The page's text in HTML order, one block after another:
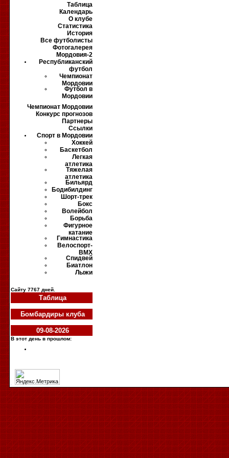
Таблица
Календарь
О клубе
Статистика
История
Все футболисты
Фотогалерея
Мордовия-2
Республиканский
футбол
Чемпионат
Мордовии
Футбол в
Мордовии
Чемпионат Мордовии
Конкурс прогнозов
Партнеры
Ссылки
Спорт в Мордовии
Хоккей
Баскетбол
Легкая
атлетика
Тяжелая
атлетика
Бильярд
Бодибилдинг
Шорт-трек
Бокс
Волейбол
Борьба
Фигурное
катание
Гимнастика
Велоспорт-
ВМХ
Спидвей
Биатлон
Лыжи
Cайту 7767дней.
Таблица
Бомбардиры клуба
09-08-2026
В этот день в прошлом: